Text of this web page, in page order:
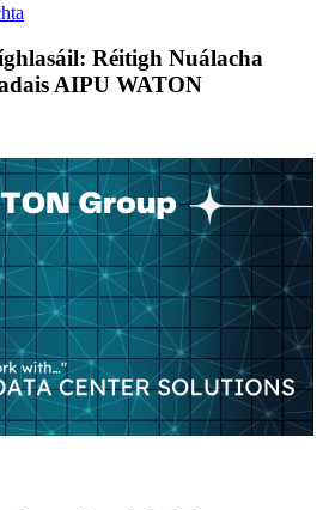
Réitigh Nuálacha
AIPU WATON